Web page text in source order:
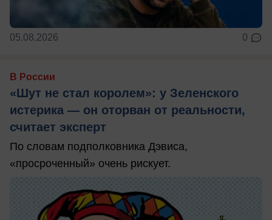
05.08.2026 0
В России
«Шут не стал королем»: у Зеленского
истерика — он оторван от реальности,
считает эксперт
По словам подполковника Дэвиса,
«просроченный» очень рискует.